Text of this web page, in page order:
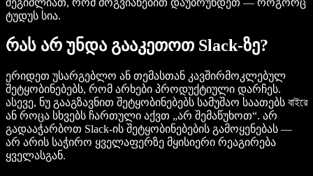
ტუდუს სია.
რას არ უნდა გააკეთოთ Slack-ზე?
ერიდეთ უსარგებლო ან თემასთან კავშირმოკლებულ
შეტყობინებებს, რომ არხები პროდუქტიული დარჩეს.
ასევე, ნუ გააგზავნით შეტყობინებებს სამუშაო საათებს বাইরে
ან როცა სხვებს ჩართული აქვთ „არ შემაწუხოთ“. არ
გადააჭარბოთ Slack-ის შეტყობინებების გამოყენებას —
არ არის საჭირო ყველაფერზე მყისიერი რეაგირება
ყველასგან.